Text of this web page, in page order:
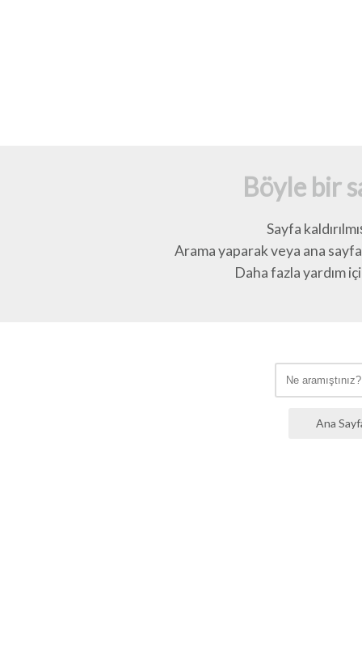
Böyle bir
Sayfa
Arama yaparak veya ana
Daha fazla yardım
Ana